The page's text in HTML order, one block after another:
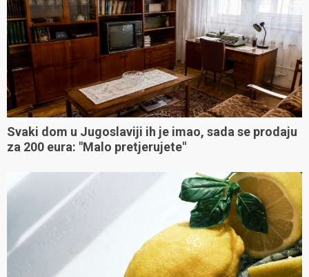
Svaki dom u Jugoslaviji ih je imao, sada se prodaju
za 200 eura: "Malo pretjerujete"